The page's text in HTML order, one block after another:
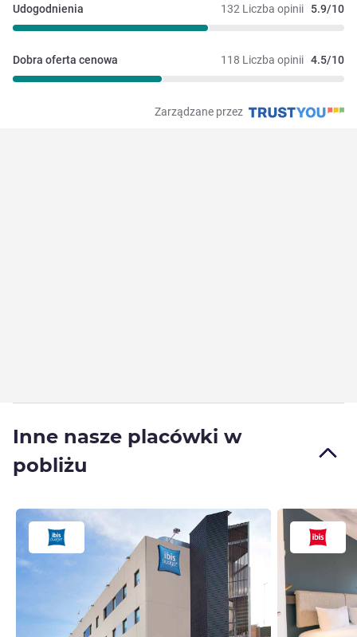
132 Liczba opinii 5.9/10
Udogodnienia
118 Liczba opinii 4.5/10
Dobra oferta cenowa
Zarządzane przez
Inne nasze placówki w
pobliżu